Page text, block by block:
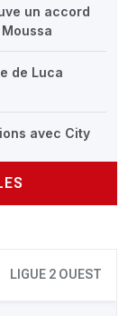
un accord
de Luca
avec City
LIGUE 2 OUEST